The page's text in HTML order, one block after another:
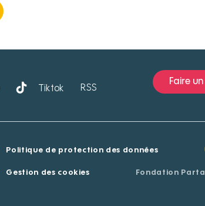
Tiktok RSS
Faire
Politique de protection des données
Gestion des cookies Fondation